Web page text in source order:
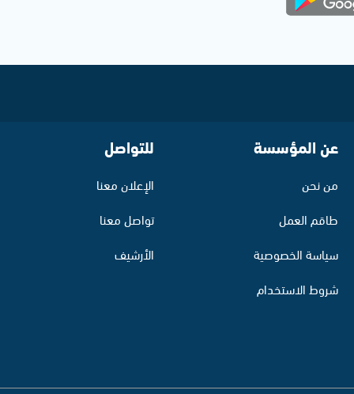
عن المؤسسة
من نحن
طاقم العمل
سياسة الخصوصية
شروط الاستخدام
للتواصل
الإعلان معنا
تواصل معنا
الأرشيف